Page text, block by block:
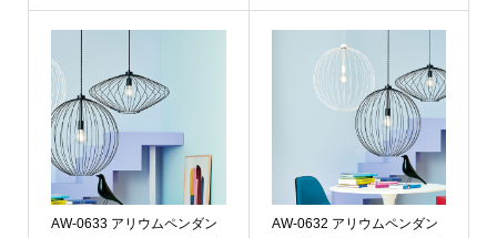
AW-0633 アリウムペンダン
AW-0632 アリウムペンダン